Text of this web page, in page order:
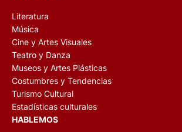
Literatura
Música
Cine y Artes Visuales
Teatro y Danza
Museos y Artes Plásticas
Costumbres y Tendencias
Turismo Cultural
Estadísticas culturales
HABLEMOS